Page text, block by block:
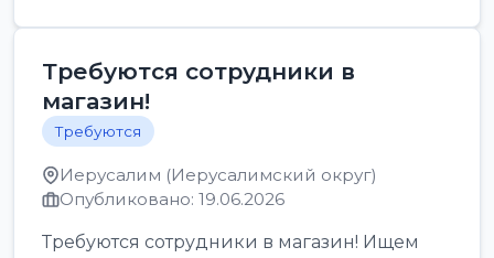
Требуются сотрудники в
магазин!
Требуются
Иерусалим (Иерусалимский округ)
Опубликовано: 19.06.2026
Требуются сотрудники в магазин! Ищем